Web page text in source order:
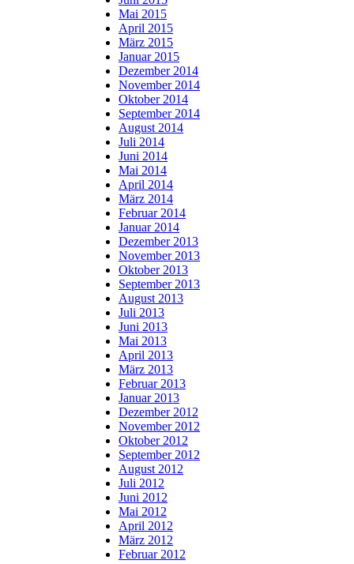
Mai 2015
April 2015
März 2015
Januar 2015
Dezember 2014
November 2014
Oktober 2014
September 2014
August 2014
Juli 2014
Juni 2014
Mai 2014
April 2014
März 2014
Februar 2014
Januar 2014
Dezember 2013
November 2013
Oktober 2013
September 2013
August 2013
Juli 2013
Juni 2013
Mai 2013
April 2013
März 2013
Februar 2013
Januar 2013
Dezember 2012
November 2012
Oktober 2012
September 2012
August 2012
Juli 2012
Juni 2012
Mai 2012
April 2012
März 2012
Februar 2012